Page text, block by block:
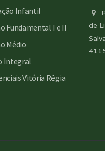
Infantil
Fundamental I e II
Médio
Integral
Vitória Régia
de